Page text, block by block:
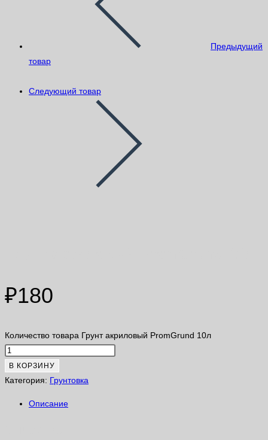
Предыдущий
товар
Следующий товар
₽180
Количество товара Грунт акриловый PromGrund 10л
В КОРЗИНУ
Категория: Грунтовка
Описание